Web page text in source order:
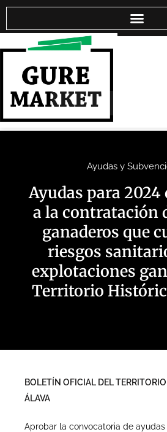
Ayudas y
Ayudas para 2024
a la contratación
ganaderos que
riesgos
explotaciones
Territorio
BOLETÍN OFICIAL DEL
ÁLAVA
Aprobar la convocatoria de ayudas